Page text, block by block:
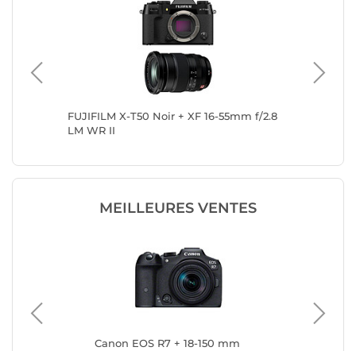
FUJIFILM X-T50 Noir + XF 16-55mm f/2.8
LM WR II
MEILLEURES VENTES
Canon EOS R7 + 18-150 mm